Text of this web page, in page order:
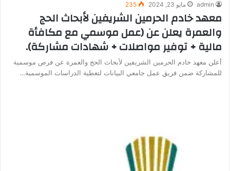
admin مايو 23, 2024 235
معهد خادم الحرمين الشريفين لأبحاث الحج
والعمرة يعلن عن (عمل موسمي مع مكافأة
مالية + توفير مواصلات + شهادات مشاركة).
أعلن معهد خادم الحرمين الشريفين لأبحاث الحج والعمرة عن فرص موسمية
للمشاركة ضمن فريق عمل جامعي البيانات لتغطية الدراسات الموسمية…